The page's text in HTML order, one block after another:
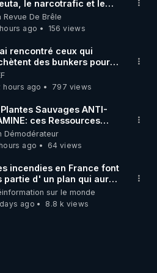
une biologie qui se remet
digne pour aller mieux.
c’est le seul pardon qui
de la transformation vitale
et de la différence
dans les stimuli (jeûne,
l’adaptation nerveuse
le narcotrafic et le
en France
Revue De Brêle
ago
156 views
rencontré ceux qui
des bunkers pour
à la fin du monde
hours ago
797 views
Sauvages ANTI-
ces Ressources
Haies
Démodérateur
ago
64 views
incendies en France font
partie d' un plan qui aurait
le 11 septembre 2001
sur le monde
ago
8.8 k views